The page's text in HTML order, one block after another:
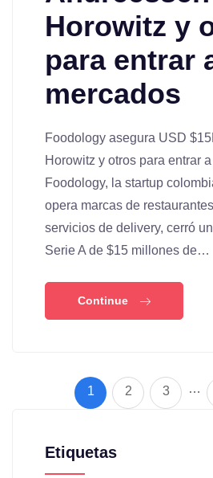
Horowitz y
para entrar
mercados
Foodology asegura USD
Horowitz y otros para entrar
Foodology, la startup
opera marcas de
servicios de delivery, cerró
Serie A de $15 millones de…
Continue
1 2 3 …
Etiquetas